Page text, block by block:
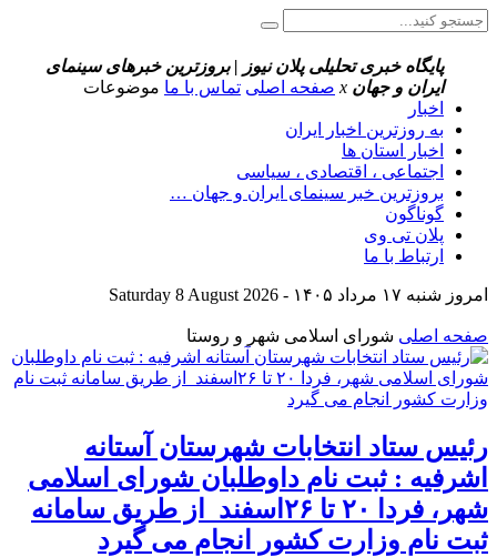
پایگاه خبری تحلیلی پلان نیوز | بروزترین خبرهای سینمای
ایران و جهان x صفحه اصلی تماس با ما موضوعات
اخبار
به روزترین اخبار ایران
اخبار استان ها
اجتماعی ، اقتصادی ، سیاسی
بروزترین خبر سینمای ایران و جهان …
گوناگون
پلان تی وی
ارتباط با ما
امروز شنبه ۱۷ مرداد ۱۴۰۵ - Saturday 8 August 2026
صفحه اصلی شورای اسلامی شهر و روستا
رئیس ستاد انتخابات شهرستان آستانه
اشرفیه : ثبت نام داوطلبان شورای اسلامی
شهر، فردا ۲۰ تا ۲۶اسفند از طریق سامانه
ثبت نام وزارت کشور انجام می گیرد